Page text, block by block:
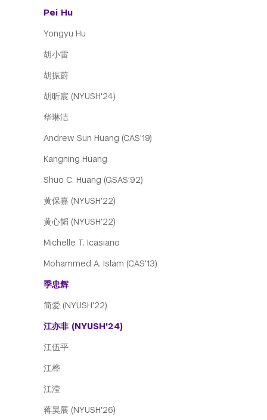
Pei Hu
Yongyu Hu
胡小雷
胡振蔚
胡昕宸 (NYUSH'24)
华琳洁
Andrew Sun Huang (CAS'19)
Kangning Huang
Shuo C. Huang (GSAS'92)
黄保嘉 (NYUSH'22)
黄心韬 (NYUSH'22)
Michelle T. Icasiano
Mohammed A. Islam (CAS'13)
季忠辉
简爱 (NYUSH'22)
江亦非 (NYUSH'24)
江伍平
江桦
江滢
蒋昊展 (NYUSH'26)